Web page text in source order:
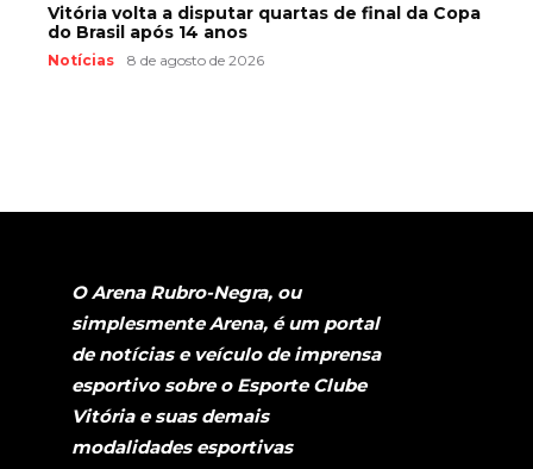
Vitória volta a disputar quartas de final da Copa
do Brasil após 14 anos
Notícias 8 de agosto de 2026
O Arena Rubro-Negra, ou
simplesmente Arena, é um portal
de notícias e veículo de imprensa
esportivo sobre o Esporte Clube
Vitória e suas demais
modalidades esportivas